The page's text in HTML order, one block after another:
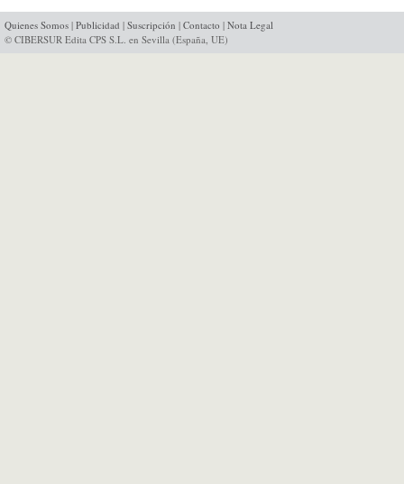
Quienes Somos | Publicidad | Suscripción | Contacto | Nota Legal
© CIBERSUR Edita CPS S.L. en Sevilla (España, UE)